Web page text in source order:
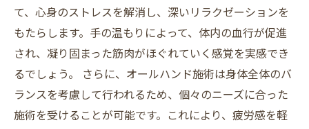
て、心身のストレスを解消し、深いリラクゼーションを
もたらします。手の温もりによって、体内の血行が促進
され、凝り固まった筋肉がほぐれていく感覚を実感でき
るでしょう。 さらに、オールハンド施術は身体全体のバ
ランスを考慮して行われるため、個々のニーズに合った
施術を受けることが可能です。これにより、疲労感を軽